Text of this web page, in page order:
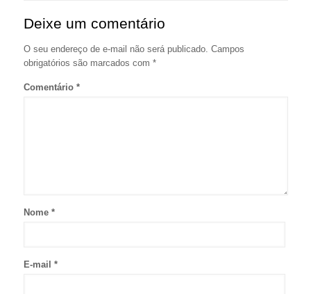
Deixe um comentário
O seu endereço de e-mail não será publicado. Campos
obrigatórios são marcados com *
Comentário *
Nome *
E-mail *